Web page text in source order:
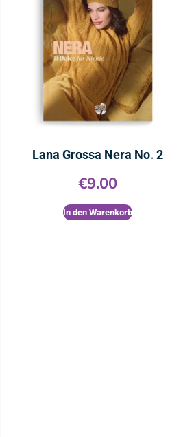
Lana Grossa Nera No. 2
€9.00
In den Warenkorb